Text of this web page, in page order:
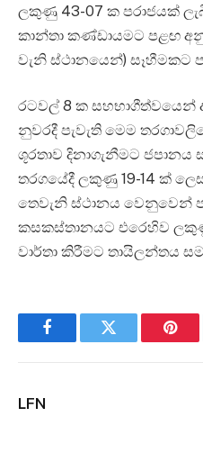
ලකුණු 43-07 ක පරාජයක්
කාන්තා කණ්ඩායමට පළඟ
වැනි ස්ථානයෙන්) සෑහීමකට
රටවල් 8 ක
නුවරදී පැවැති ‍මෙම
ශූරතාව දිනාගැනීමට
තරගයේදී ලකුණු 19-14 ක්
තෙවැනි ස්ථානය වෙනුවෙන්
කසකස්තානයට එරෙහිව
වාර්තා කිරීමට තායිලන්තය
FacebookTwitter
LFN